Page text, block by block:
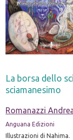
La borsa dello
sciamanesimo
Romanazzi
Anguana Edizioni
Illustrazioni di Nahima.